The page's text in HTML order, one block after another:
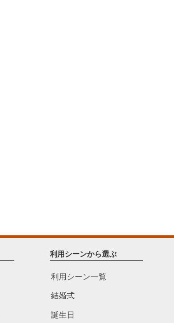
利用シーンから選ぶ
利用シーン一覧
結婚式
誕生日